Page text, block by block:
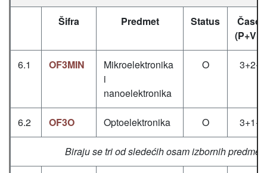
Šifra Predmet Status
6.1 OF3MIN
Mikroelektronika
i
nanoelektronika
O 3+2+0
6.2 OF3O Optoelektronika O 3+1+1
Biraju se tri od sledećih osam izbornih